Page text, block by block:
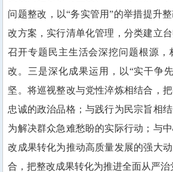
问题整改，以“务实管用”的举措提升
改方案，实行清单化管理，分类建立
召开专题民主生活会深挖问题根源，
改。三是深化成果运用，以“实干争
坚。将巡视整改与党性淬炼相结合，
忠诚的政治品格；与践行为民宗旨相
为解决群众急难愁盼的实际行动；与
改成果转化为推动高质量发展的强大
合，把整改成果转化为推进全面从严治